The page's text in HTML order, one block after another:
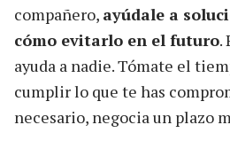
compañero, ayúdale a
cómo evitarlo en el futuro.
ayuda a nadie. Tómate el
cumplir lo que te has
necesario, negocia un plazo